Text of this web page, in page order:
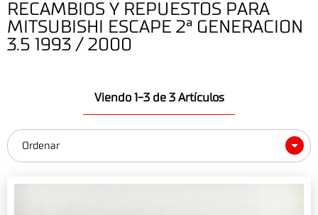
RECAMBIOS Y REPUESTOS PARA
MITSUBISHI ESCAPE 2ª GENERACION
3.5 1993 / 2000
Viendo 1-3 de 3 Artículos
Ordenar